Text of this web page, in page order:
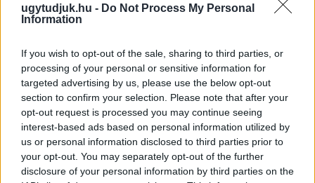
ugytudjuk.hu - Do Not Process My Personal
Information
If you wish to opt-out of the sale, sharing to third parties, or
processing of your personal or sensitive information for
targeted advertising by us, please use the below opt-out
section to confirm your selection. Please note that after your
opt-out request is processed you may continue seeing
interest-based ads based on personal information utilized by
us or personal information disclosed to third parties prior to
your opt-out. You may separately opt-out of the further
disclosure of your personal information by third parties on the
Szólj hozzá!